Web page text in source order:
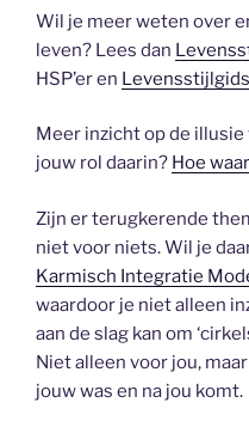
Wil je meer weten over
leven? Lees dan
HSP’er en
Meer inzicht op de illusie
jouw rol daarin? Hoe
Zijn er terugkerende
niet voor niets. Wil je
Karmisch Integratie
waardoor je niet alleen
aan de slag kan om
Niet alleen voor jou,
jouw was en na jou komt.